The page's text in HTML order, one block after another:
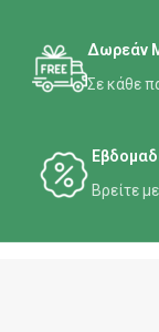
Δωρεάν
Σε κάθε
Βρείτε